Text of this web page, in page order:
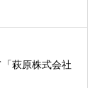
萩原株式会社